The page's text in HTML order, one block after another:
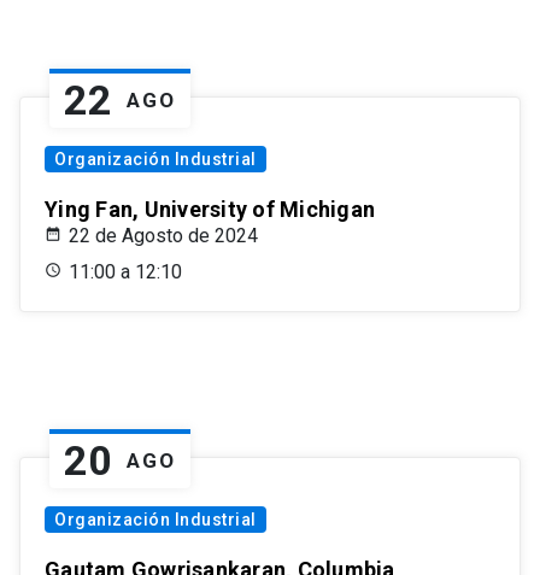
22 AGO
Organización Industrial
Ying Fan, University of Michigan
22 de Agosto de 2024
11:00 a 12:10
20 AGO
Organización Industrial
Gautam Gowrisankaran, Columbia